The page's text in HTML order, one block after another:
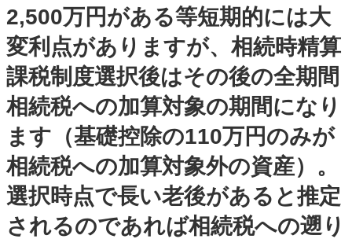
2,500万円がある等短期的には大
変利点がありますが、相続時精算
課税制度選択後はその後の全期間
相続税への加算対象の期間になり
ます（基礎控除の110万円のみが
相続税への加算対象外の資産）。
選択時点で長い老後があると推定
されるのであれば相続税への遡り